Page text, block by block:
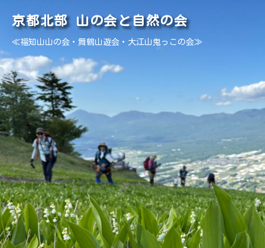
京都北部 山の会と自然の会
≪福知山山の会・舞鶴山遊会・大江山鬼っこの会≫